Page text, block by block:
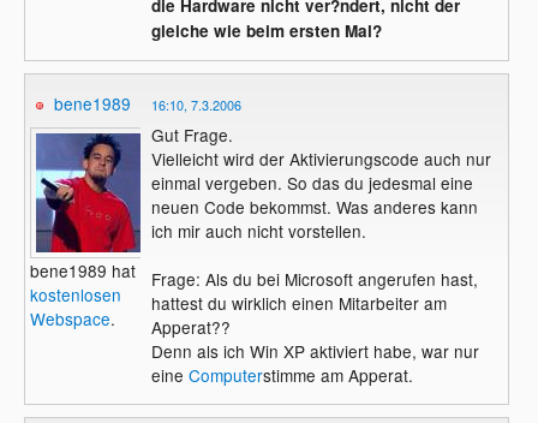
die Hardware nicht ver?ndert, nicht der
gleiche wie beim ersten Mal?
bene1989
bene1989 hat
kostenlosen
Webspace.
16:10, 7.3.2006
Gut Frage.
Vielleicht wird der Aktivierungscode auch nur
einmal vergeben. So das du jedesmal eine
neuen Code bekommst. Was anderes kann
ich mir auch nicht vorstellen.
Frage: Als du bei Microsoft angerufen hast,
hattest du wirklich einen Mitarbeiter am
Apperat??
Denn als ich Win XP aktiviert habe, war nur
eine Computerstimme am Apperat.